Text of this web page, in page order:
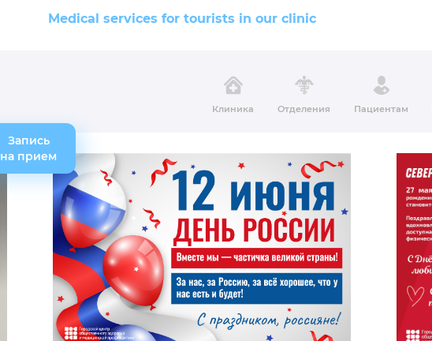
Medical services for tourists in our clinic
Клиника Отделения Пациентам
Запись
на прием